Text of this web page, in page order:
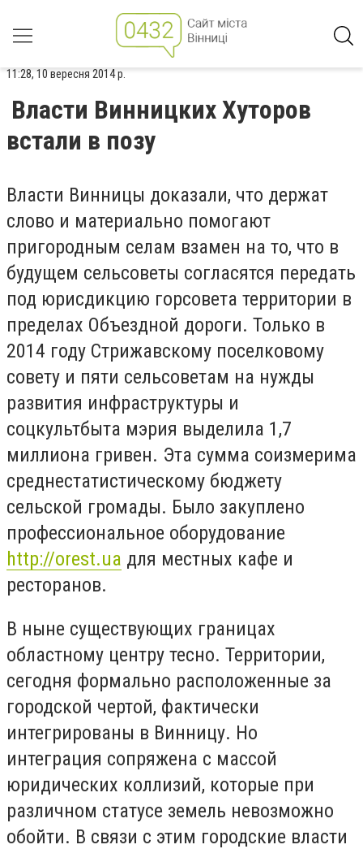
11:28, 10 вересня 2014 р.
Власти Винницких Хуторов
встали в позу
Власти Винницы доказали, что держат
слово и материально помогают
пригородным селам взамен на то, что в
будущем сельсоветы согласятся передать
под юрисдикцию горсовета территории в
пределах Объездной дороги. Только в
2014 году Стрижавскому поселковому
совету и пяти сельсоветам на нужды
развития инфраструктуры и
соцкультбыта мэрия выделила 1,7
миллиона гривен. Эта сумма соизмерима
среднестатистическому бюджету
сельской громады. Было закуплено
профессиональное оборудование
http://orest.ua для местных кафе и
ресторанов.
В ныне существующих границах
областному центру тесно. Территории,
сегодня формально расположенные за
городской чертой, фактически
интегрированы в Винницу. Но
интеграция сопряжена с массой
юридических коллизий, которые при
различном статусе земель невозможно
обойти. В связи с этим городские власти